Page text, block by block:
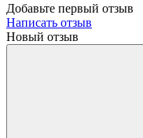
Добавьте первый отзыв
Написать отзыв
Новый отзыв